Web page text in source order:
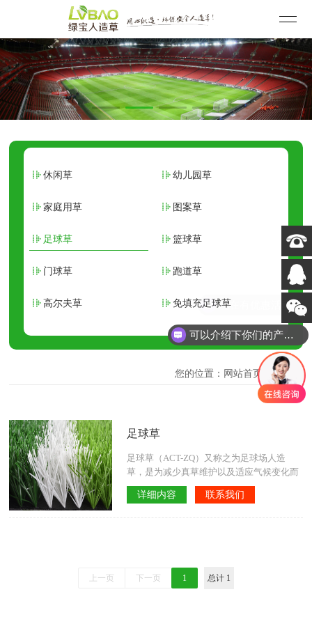
休闲草 幼儿园草
家庭用草 图案草
足球草 篮球草
门球草 跑道草
高尔夫草 免填充足球草
您的位置： 网站首页 > 足球草
足球草
足球草（ACT-ZQ）又称之为足球场人造
草，是为减少真草维护以及适应气候变化而
用于足球场地铺设的人造草，标准的足球草
是根据足球运动的特点和国际足联（FIFA）
聚乙烯草纤维，对外观、耐用性、抗老化
性、运动员与人造草坪之间的相互作用、球
详细内容 联系我们
上一页 下一页 1 总计 1
可以介绍下你们的产品么
现在有优惠活动吗